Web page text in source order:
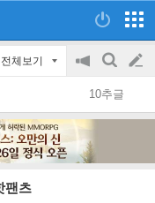
전체보기
공
지
on/off
검
색
글
쓰
10추글
팬츠